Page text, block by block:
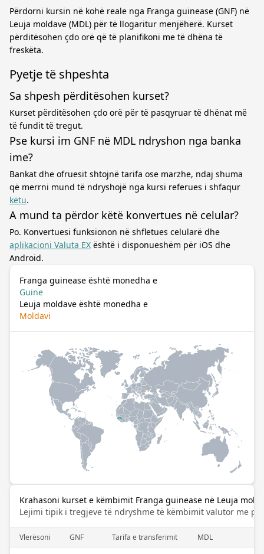
Përdorni kursin në kohë reale nga Franga guinease (GNF) në
Leuja moldave (MDL) për të llogaritur menjëherë. Kurset
përditësohen çdo orë që të planifikoni me të dhëna të
freskëta.
Pyetje të shpeshta
Sa shpesh përditësohen kurset?
Kurset përditësohen çdo orë për të pasqyruar të dhënat më
të fundit të tregut.
Pse kursi im GNF në MDL ndryshon nga banka
ime?
Bankat dhe ofruesit shtojnë tarifa ose marzhe, ndaj shuma
që merrni mund të ndryshojë nga kursi referues i shfaqur
këtu.
A mund ta përdor këtë konvertues në celular?
Po. Konvertuesi funksionon në shfletues celularë dhe
aplikacioni Valuta EX është i disponueshëm për iOS dhe
Android.
Franga guinease është monedha e
Guine
Leuja moldave është monedha e
Moldavi
Krahasoni kurset e këmbimit Franga guinease në Leuja
Lejimi tipik i tregjeve të ndryshme të këmbimit valutor me
Vlerësoni GNF Tarifa e transferimit MDL